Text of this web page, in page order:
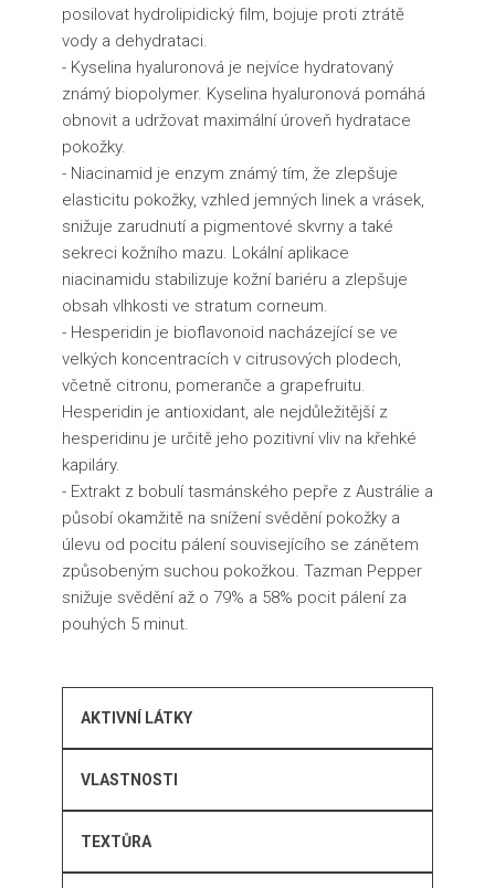
posilovat hydrolipidický film, bojuje proti ztrátě
vody a dehydrataci.
- Kyselina hyaluronová je nejvíce hydratovaný
známý biopolymer. Kyselina hyaluronová pomáhá
obnovit a udržovat maximální úroveň hydratace
pokožky.
- Niacinamid je enzym známý tím, že zlepšuje
elasticitu pokožky, vzhled jemných linek a vrásek,
snižuje zarudnutí a pigmentové skvrny a také
sekreci kožního mazu. Lokální aplikace
niacinamidu stabilizuje kožní bariéru a zlepšuje
obsah vlhkosti ve stratum corneum.
- Hesperidin je bioflavonoid nacházející se ve
velkých koncentracích v citrusových plodech,
včetně citronu, pomeranče a grapefruitu.
Hesperidin je antioxidant, ale nejdůležitější z
hesperidinu je určitě jeho pozitivní vliv na křehké
kapiláry.
- Extrakt z bobulí tasmánského pepře z Austrálie a
působí okamžitě na snížení svědění pokožky a
úlevu od pocitu pálení souvisejícího se zánětem
způsobeným suchou pokožkou. Tazman Pepper
snižuje svědění až o 79% a 58% pocit pálení za
pouhých 5 minut.
AKTIVNÍ LÁTKY
VLASTNOSTI
TEXTŮRA